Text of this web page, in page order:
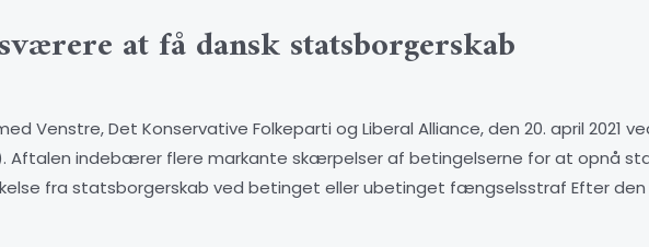
at få dansk statsborgerskab
Venstre, Det Konservative Folkeparti og Liberal Alliance, den 20. april 2021
indebærer flere markante skærpelser af betingelserne for at opnå
fra statsborgerskab ved betinget eller ubetinget fængselsstraf Efter